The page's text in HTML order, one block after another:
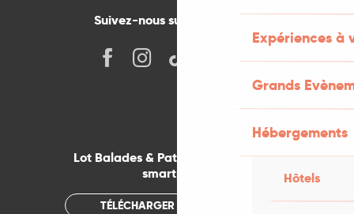
Expériences à
Grands
Hébergements
Hôtels
Suivez-nous sur les réseaux !
Lot Balades & Patrimoines sur votre
smartphone
TÉLÉCHARGER L'APPLICATION